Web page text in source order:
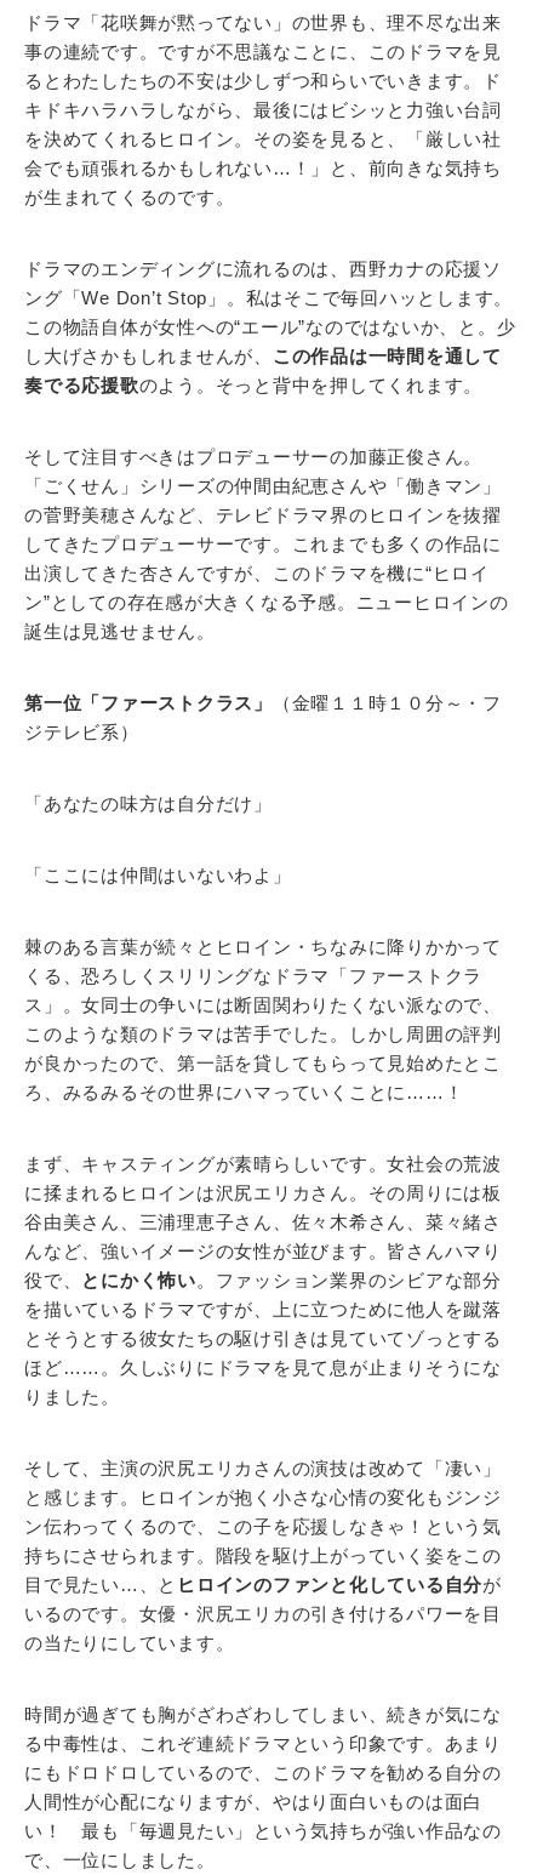
ドラマ「花咲舞が黙ってない」の世界も、理不尽な出来
事の連続です。ですが不思議なことに、このドラマを見
るとわたしたちの不安は少しずつ和らいでいきます。ド
キドキハラハラしながら、最後にはビシッと力強い台詞
を決めてくれるヒロイン。その姿を見ると、「厳しい社
会でも頑張れるかもしれない…！」と、前向きな気持ち
が生まれてくるのです。
ドラマのエンディングに流れるのは、西野カナの応援ソ
ング「We Don’t Stop」。私はそこで毎回ハッとします。
この物語自体が女性への“エール”なのではないか、と。少
し大げさかもしれませんが、 この作品は一時間を通して
奏でる応援歌のよう。そっと背中を押してくれます。
そして注目すべきはプロデューサーの加藤正俊さん。
「ごくせん」シリーズの仲間由紀恵さんや「働きマン」
の菅野美穂さんなど、テレビドラマ界のヒロインを抜擢
してきたプロデューサーです。これまでも多くの作品に
出演してきた杏さんですが、このドラマを機に“ヒロイ
ン”としての存在感が大きくなる予感。ニューヒロインの
誕生は見逃せません。
第一位「ファーストクラス」
（金曜１１時１０分～・フ
ジテレビ系）
「あなたの味方は自分だけ」
「ここには仲間はいないわよ」
棘のある言葉が続々とヒロイン・ちなみに降りかかって
くる、恐ろしくスリリングなドラマ「ファーストクラ
ス」。女同士の争いには断固関わりたくない派なので、
このような類のドラマは苦手でした。しかし周囲の評判
が良かったので、第一話を貸してもらって見始めたとこ
ろ、みるみるその世界にハマっていくことに……！
まず、キャスティングが素晴らしいです。女社会の荒波
に揉まれるヒロインは沢尻エリカさん。その周りには板
谷由美さん、三浦理恵子さん、佐々木希さん、菜々緒さ
んなど、強いイメージの女性が並びます。皆さんハマり
役で、
とにかく怖い。ファッション業界のシビアな部分
を描いているドラマですが、上に立つために他人を蹴落
とそうとする彼女たちの駆け引きは見ていてゾっとする
ほど……。久しぶりにドラマを見て息が止まりそうにな
りました。
そして、主演の沢尻エリカさんの演技は改めて「凄い」
と感じます。ヒロインが抱く小さな心情の変化もジンジ
ン伝わってくるので、この子を応援しなきゃ！という気
持ちにさせられます。階段を駆け上がっていく姿をこの
目で見たい…、と ヒロインのファンと化している自分が
いるのです。女優・沢尻エリカの引き付けるパワーを目
の当たりにしています。
時間が過ぎても胸がざわざわしてしまい、続きが気にな
る中毒性は、これぞ連続ドラマという印象です。あまり
にもドロドロしているので、このドラマを勧める自分の
人間性が心配になりますが、やはり面白いものは面白
い！ 最も「毎週見たい」という気持ちが強い作品なの
で、一位にしました。